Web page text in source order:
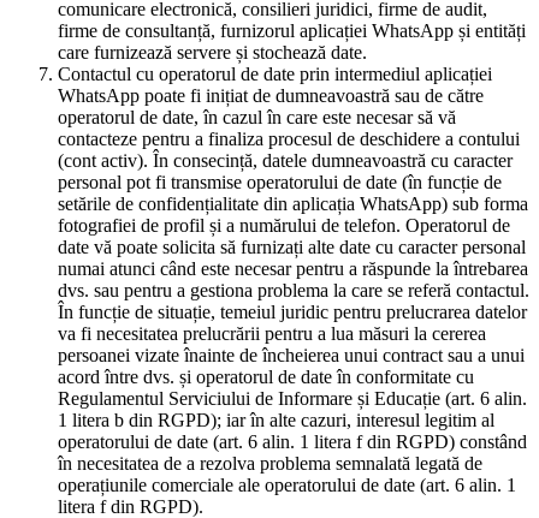
comunicare electronică, consilieri juridici, firme de audit,
firme de consultanță, furnizorul aplicației WhatsApp și entități
care furnizează servere și stochează date.
Contactul cu operatorul de date prin intermediul aplicației
WhatsApp poate fi inițiat de dumneavoastră sau de către
operatorul de date, în cazul în care este necesar să vă
contacteze pentru a finaliza procesul de deschidere a contului
(cont activ). În consecință, datele dumneavoastră cu caracter
personal pot fi transmise operatorului de date (în funcție de
setările de confidențialitate din aplicația WhatsApp) sub forma
fotografiei de profil și a numărului de telefon. Operatorul de
date vă poate solicita să furnizați alte date cu caracter personal
numai atunci când este necesar pentru a răspunde la întrebarea
dvs. sau pentru a gestiona problema la care se referă contactul.
În funcție de situație, temeiul juridic pentru prelucrarea datelor
va fi necesitatea prelucrării pentru a lua măsuri la cererea
persoanei vizate înainte de încheierea unui contract sau a unui
acord între dvs. și operatorul de date în conformitate cu
Regulamentul Serviciului de Informare și Educație (art. 6 alin.
1 litera b din RGPD); iar în alte cazuri, interesul legitim al
operatorului de date (art. 6 alin. 1 litera f din RGPD) constând
în necesitatea de a rezolva problema semnalată legată de
operațiunile comerciale ale operatorului de date (art. 6 alin. 1
litera f din RGPD).